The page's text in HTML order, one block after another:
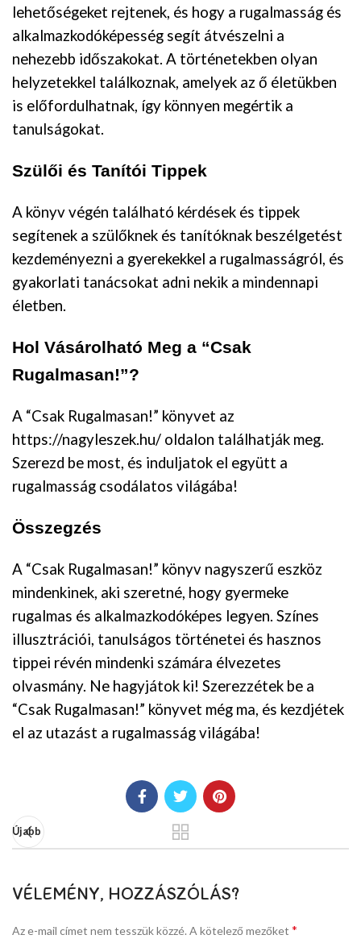
lehetőségeket rejtenek, és hogy a rugalmasság és
alkalmazkodóképesség segít átvészelni a
nehezebb időszakokat. A történetekben olyan
helyzetekkel találkoznak, amelyek az ő életükben
is előfordulhatnak, így könnyen megértik a
tanulságokat.
Szülői és Tanítói Tippek
A könyv végén található kérdések és tippek
segítenek a szülőknek és tanítóknak beszélgetést
kezdeményezni a gyerekekkel a rugalmasságról, és
gyakorlati tanácsokat adni nekik a mindennapi
életben.
Hol Vásárolható Meg a “Csak
Rugalmasan!”?
A “Csak Rugalmasan!” könyvet az
https://nagyleszek.hu/ oldalon találhatják meg.
Szerezd be most, és induljatok el együtt a
rugalmasság csodálatos világába!
Összegzés
A “Csak Rugalmasan!” könyv nagyszerű eszköz
mindenkinek, aki szeretné, hogy gyermeke
rugalmas és alkalmazkodóképes legyen. Színes
illusztrációi, tanulságos történetei és hasznos
tippei révén mindenki számára élvezetes
olvasmány. Ne hagyjátok ki! Szerezzétek be a
“Csak Rugalmasan!” könyvet még ma, és kezdjétek
el az utazást a rugalmasság világába!
Újabb
VÉLEMÉNY, HOZZÁSZÓLÁS?
Az e-mail címet nem tesszük közzé.A kötelező mezőket *